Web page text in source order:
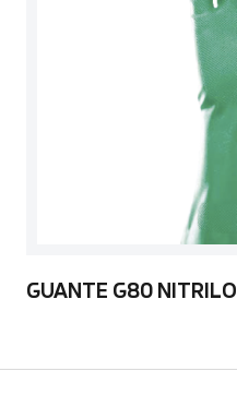
GUANTE G80 NITRILO